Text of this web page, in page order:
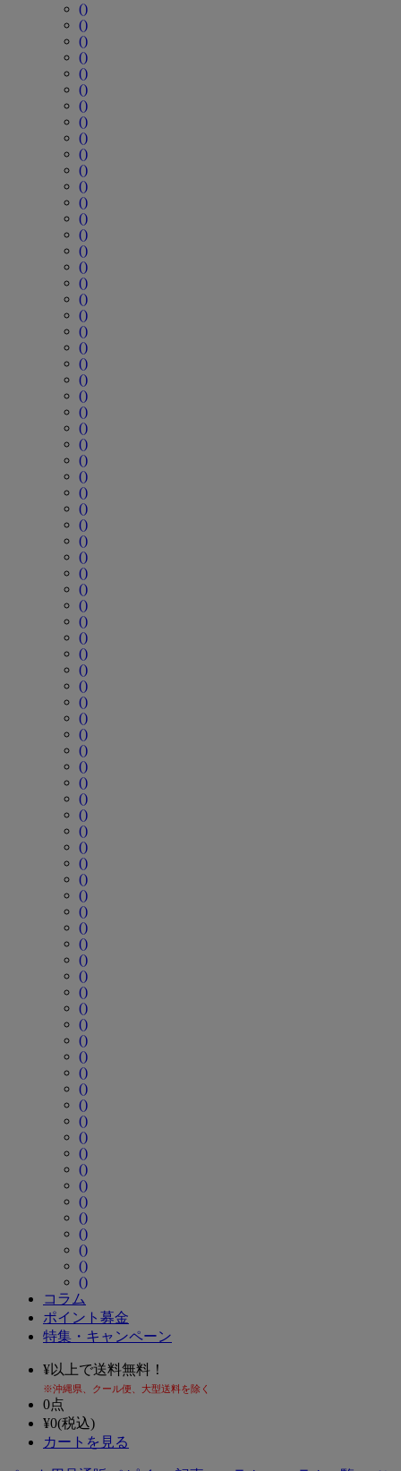
()
()
()
()
()
()
()
()
()
()
()
()
()
()
()
()
()
()
()
()
()
()
()
()
()
()
()
()
()
()
()
()
()
()
()
()
()
()
()
()
()
()
()
()
()
()
()
()
()
()
()
()
()
()
()
()
()
()
()
()
()
()
()
()
()
()
()
()
()
()
()
()
()
()
()
()
()
()
()
()
コラム
ポイント募金
特集・キャンペーン
¥以上で送料無料！
※沖縄県、クール便、大型送料を除く
0点
¥0(税込)
カートを見る